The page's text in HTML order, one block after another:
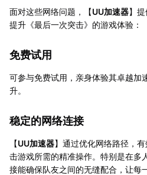
面对这些网络问题，【UU加速器】
提升《最后一次突击》的游戏体验：
免费试用
可参与免费试用，亲身体验其卓越加
升。
稳定的网络连接
【UU加速器】通过优化网络路径，
击游戏所需的精准操作。特别是在多
接能确保队友之间的无缝配合，让每